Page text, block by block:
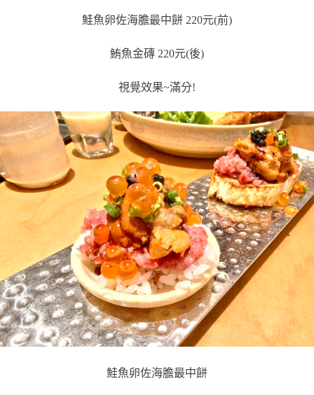
鮭魚卵佐海膽最中餅 220元(前)
鮪魚金磚 220元(後)
視覺效果~滿分!
鮭魚卵佐海膽最中餅